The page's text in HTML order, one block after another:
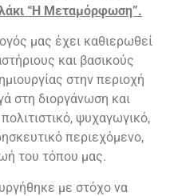
“Η Μεταμόρφωση”.
μας έχει καθιερωθεί
και βασικούς
στην περιοχή
στη διοργάνωση και
ψυχαγωγικό,
περιεχόμενο,
του τόπου μας.
με στόχο να